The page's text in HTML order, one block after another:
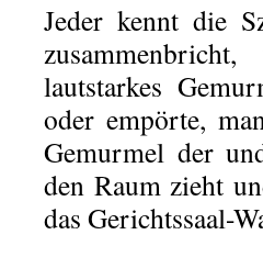
Jeder kennt die
lautstarkes
oder empörte,
Gemurmel der
den Raum zieht
das Gerichtssaal-